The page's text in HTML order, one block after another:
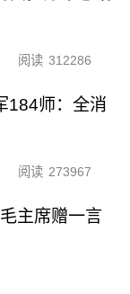
阅读 312286
184师：全消
阅读 273967
主席赠一言